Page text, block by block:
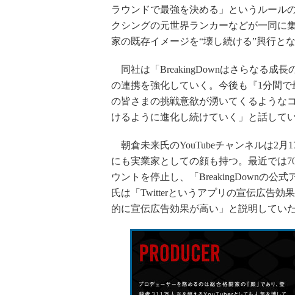
ラウンドで最強を決める」というルール
クシングの元世界ランカーなどが一同に
家の既存イメージを“壊し続ける”興行とな
同社は「BreakingDownはさらなる成長
の連携を強化していく。今後も『1分間
の皆さまの挑戦意欲が湧いてくるような
けるように進化し続けていく」と話してい
朝倉未来氏のYouTubeチャンネルは2月
にも実業家としての顔も持つ。最近では
ウントを停止し、「BreakingDownの公
氏は「Twitterというアプリの宣伝広告効
的に宣伝広告効果が高い」と説明していた